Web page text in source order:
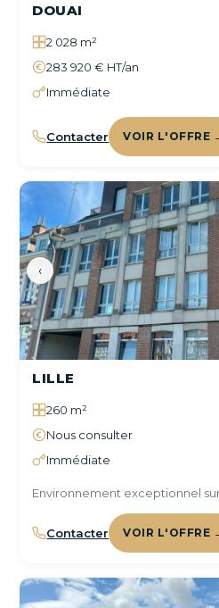
DOUAI
2 028 m²
283 920 € HT/an
Immédiate
Contacter VOIR L'OFFRE
‹
LILLE
260 m²
Nous consulter
Immédiate
Environnement exceptionnel
Contacter VOIR L'OFFRE